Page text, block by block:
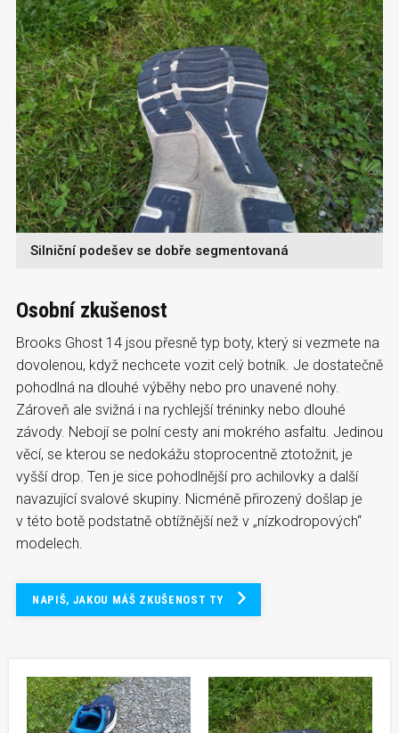
Silniční podešev se dobře segmentovaná
Osobní zkušenost
Brooks Ghost 14 jsou přesně typ boty, který si vezmete na
dovolenou, když nechcete vozit celý botník. Je dostatečně
pohodlná na dlouhé výběhy nebo pro unavené nohy.
Zároveň ale svižná i na rychlejší tréninky nebo dlouhé
závody. Nebojí se polní cesty ani mokrého asfaltu. Jedinou
věcí, se kterou se nedokážu stoprocentně ztotožnit, je
vyšší drop. Ten je sice pohodlnější pro achilovky a další
navazující svalové skupiny. Nicméně přirozený došlap je
v této botě podstatně obtížnější než v „nízkodropových“
modelech.
NAPIŠ, JAKOU MÁŠ ZKUŠENOST TY